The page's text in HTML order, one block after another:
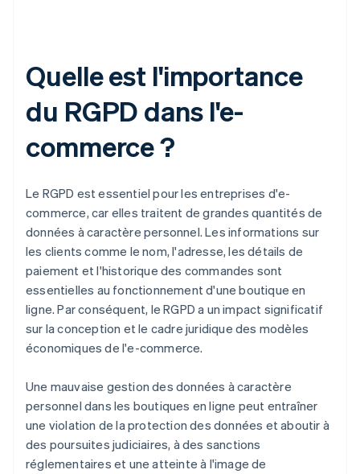
Quelle est l'importance
du RGPD dans l'e-
commerce ?
Le RGPD est essentiel pour les entreprises d'e-
commerce, car elles traitent de grandes quantités de
données à caractère personnel. Les informations sur
les clients comme le nom, l'adresse, les détails de
paiement et l'historique des commandes sont
essentielles au fonctionnement d'une boutique en
ligne. Par conséquent, le RGPD a un impact significatif
sur la conception et le cadre juridique des modèles
économiques de l'e-commerce.
Une mauvaise gestion des données à caractère
personnel dans les boutiques en ligne peut entraîner
une violation de la protection des données et aboutir à
des poursuites judiciaires, à des sanctions
réglementaires et une atteinte à l'image de